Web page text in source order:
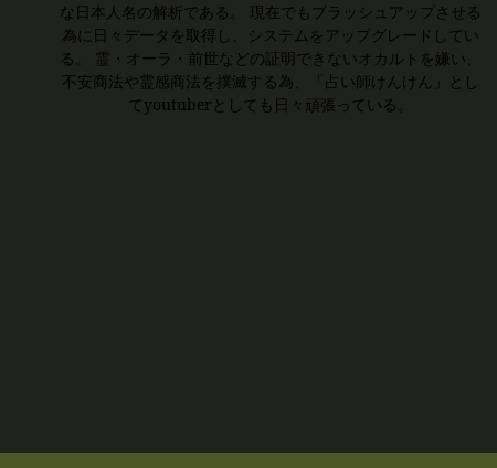
な日本人名の解析である。 現在でもブラッシュアップさせる
為に日々データを取得し、システムをアップグレードしてい
る。 霊・オーラ・前世などの証明できないオカルトを嫌い、
不安商法や霊感商法を撲滅する為、「占い師けんけん」とし
てyoutuberとしても日々頑張っている。